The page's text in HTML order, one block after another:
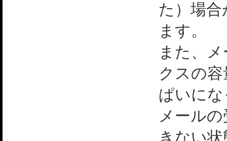
た）場
ます。
また、
クスの
ぱいに
メール
きない